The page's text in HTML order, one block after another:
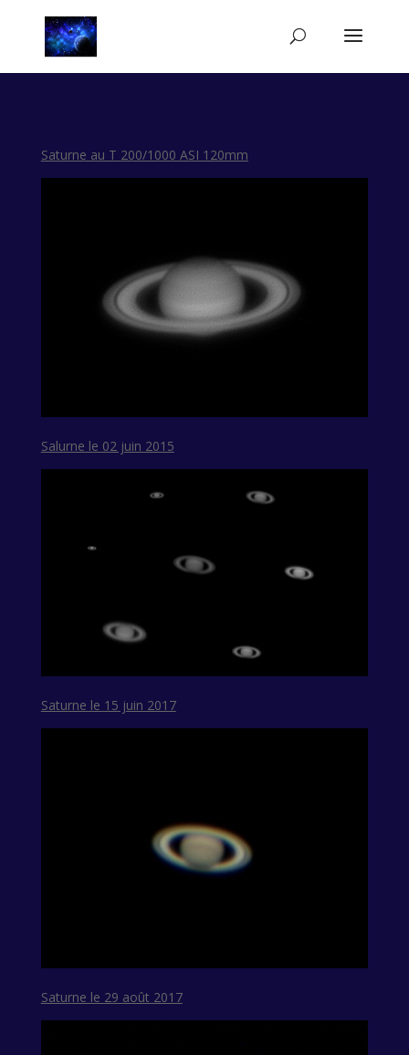
Saturne au T 200/1000 ASI 120mm
Salurne le 02 juin 2015
Saturne le 15 juin 2017
Saturne le 29 août 2017